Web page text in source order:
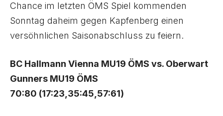
Chance im letzten ÖMS Spiel kommenden
Sonntag daheim gegen Kapfenberg einen
versöhnlichen Saisonabschluss zu feiern.
BC Hallmann Vienna MU19 ÖMS vs. Oberwart
Gunners MU19 ÖMS
70:80 (17:23,35:45,57:61)